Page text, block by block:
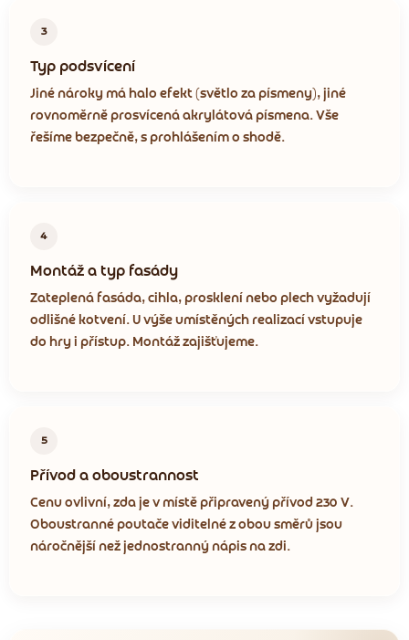
3
Typ podsvícení
Jiné nároky má halo efekt (světlo za písmeny), jiné
rovnoměrně prosvícená akrylátová písmena. Vše
řešíme bezpečně, s prohlášením o shodě.
4
Montáž a typ fasády
Zateplená fasáda, cihla, prosklení nebo plech vyžadují
odlišné kotvení. U výše umístěných realizací vstupuje
do hry i přístup. Montáž zajišťujeme.
5
Přívod a oboustrannost
Cenu ovlivní, zda je v místě připravený přívod 230 V.
Oboustranné poutače viditelné z obou směrů jsou
náročnější než jednostranný nápis na zdi.